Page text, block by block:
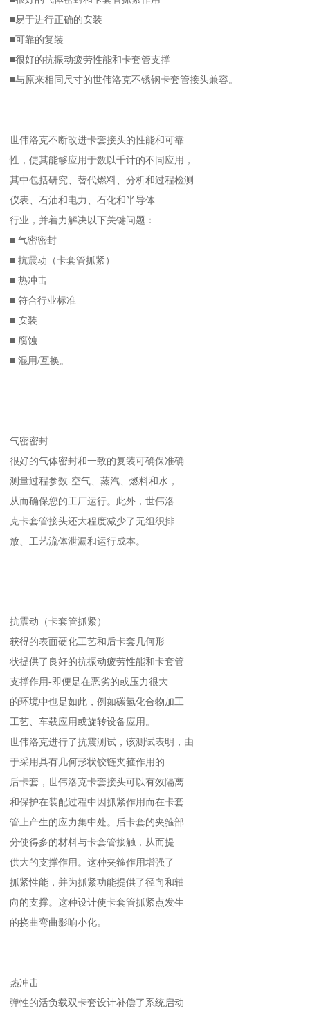
■易于进行正确的安装
■可靠的复装
■很好的抗振动疲劳性能和卡套管支撑
■与原来相同尺寸的世伟洛克不锈钢卡套管接头兼容。
世伟洛克不断改进卡套接头的性能和可靠
性，使其能够应用于数以千计的不同应用，
其中包括研究、替代燃料、分析和过程检测
仪表、石油和电力、石化和半导体
行业，并着力解决以下关键问题：
■ 气密密封
■ 抗震动（卡套管抓紧）
■ 热冲击
■ 符合行业标准
■ 安装
■ 腐蚀
■ 混用/互换。
气密密封
很好的气体密封和一致的复装可确保准确
测量过程参数-空气、蒸汽、燃料和水，
从而确保您的工厂运行。此外，世伟洛
克卡套管接头还大程度减少了无组织排
放、工艺流体泄漏和运行成本。
抗震动（卡套管抓紧）
获得的表面硬化工艺和后卡套几何形
状提供了良好的抗振动疲劳性能和卡套管
支撑作用-即便是在恶劣的或压力很大
的环境中也是如此，例如碳氢化合物加工
工艺、车载应用或旋转设备应用。
世伟洛克进行了抗震测试，该测试表明，由
于采用具有几何形状铰链夹箍作用的
后卡套，世伟洛克卡套接头可以有效隔离
和保护在装配过程中因抓紧作用而在卡套
管上产生的应力集中处。后卡套的夹箍部
分使得多的材料与卡套管接触，从而提
供大的支撑作用。这种夹箍作用增强了
抓紧性能，并为抓紧功能提供了径向和轴
向的支撑。这种设计使卡套管抓紧点发生
的挠曲弯曲影响小化。
热冲击
弹性的活负载双卡套设计补偿了系统启动